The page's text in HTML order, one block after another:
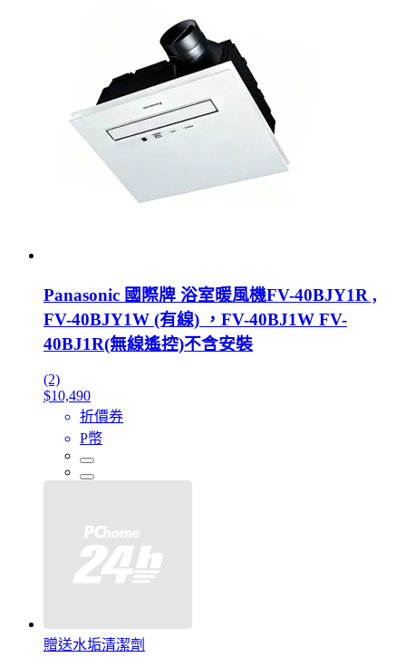
Panasonic 國際牌 浴室暖風機FV-40BJY1R ,
FV-40BJY1W (有線) ，FV-40BJ1W FV-
40BJ1R(無線遙控)不含安裝
(2)
$10,490
折價券
P幣
贈送水垢清潔劑